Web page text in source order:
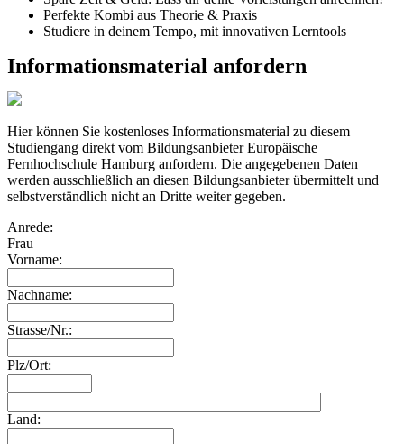
Perfekte Kombi aus Theorie & Praxis
Studiere in deinem Tempo, mit innovativen Lerntools
Informationsmaterial anfordern
Hier können Sie kostenloses Informationsmaterial zu diesem
Studiengang direkt vom Bildungsanbieter Europäische
Fernhochschule Hamburg anfordern. Die angegebenen Daten
werden ausschließlich an diesen Bildungsanbieter übermittelt und
selbstverständlich nicht an Dritte weiter gegeben.
Anrede:
Frau
Vorname:
Nachname:
Strasse/Nr.:
Plz/Ort:
Land: